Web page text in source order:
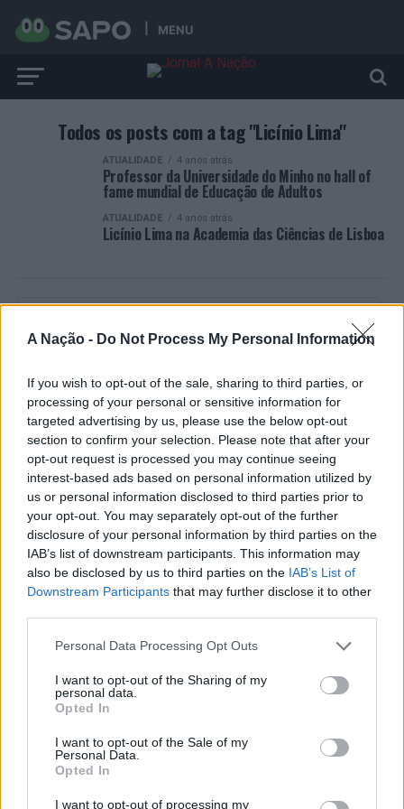
A Nação - Do Not Process My Personal Information
If you wish to opt-out of the sale, sharing to third parties, or
processing of your personal or sensitive information for
targeted advertising by us, please use the below opt-out
section to confirm your selection. Please note that after your
opt-out request is processed you may continue seeing
interest-based ads based on personal information utilized by
us or personal information disclosed to third parties prior to
your opt-out. You may separately opt-out of the further
disclosure of your personal information by third parties on the
IAB’s list of downstream participants. This information may
also be disclosed by us to third parties on the IAB’s List of
Downstream Participants that may further disclose it to other
Personal Data Processing Opt Outs
I want to opt-out of the Sharing of my
personal data.
Opted In
I want to opt-out of the Sale of my
Personal Data.
Opted In
I want to opt-out of processing my
MENU
Todos os posts com a tag "Licínio Lima"
ATUALIDADE 4 anos atrás
Professor da Universidade do Minho no hall of
fame mundial de Educação de Adultos
ATUALIDADE 4 anos atrás
Licínio Lima na Academia das Ciências de Lisboa
“Millennium Estoril Open 2026” regressou ao circuito ATP
com vitória do francês Luca Van Assche
Castelo Branco: “Bienal Internacional de Artes e Ofícios”
promete afirmar artesanato, património e inovação como
“motores de desenvolvimento económico e cultural” do
município português
Covilhã: Especialista aponta investimento estrangeiro e
valorização imobiliária como motores do crescimento da
Beira Interior
Rio de Janeiro: Governo do Estado propõe parceria com a
exterior”